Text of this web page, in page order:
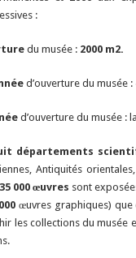
:
du musée : 2000 m2.
d’ouverture du musée :
d’ouverture du musée :
départements
Antiquités
35 000 œuvres sont
œuvres graphiques) que
les collections du musée